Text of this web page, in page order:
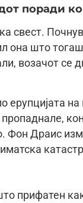
поради
свест.
она што
возачот се
ерупцијата
пропаднале,
Фон Драис
прифатен